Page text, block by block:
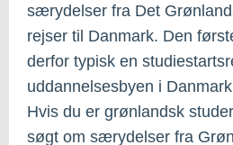
særydelser fra Det
rejser til Danmark. Den
derfor typisk en
uddannelsesbyen i
Hvis du er grønlandsk
søgt om særydelser fra